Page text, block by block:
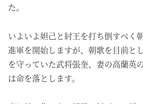
た。
いよいよ妲己と紂王を打ち倒すべく
進軍を開始しますが、朝歌を目前と
を守っていた武将張奎、妻の高蘭英
は命を落とします。